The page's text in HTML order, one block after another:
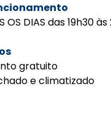
OS DIAS das 19h30 às
gratuito
e climatizado